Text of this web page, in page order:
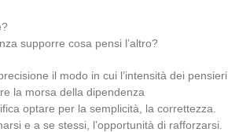
supporre cosa pensi l’altro?
il modo in cui l’intensità dei pensieri
la morsa della dipendenza
optare per la semplicità, la correttezza.
e a se stessi, l’opportunità di rafforzarsi.